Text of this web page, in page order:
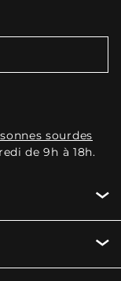
sourdes
de 9h à 18h.